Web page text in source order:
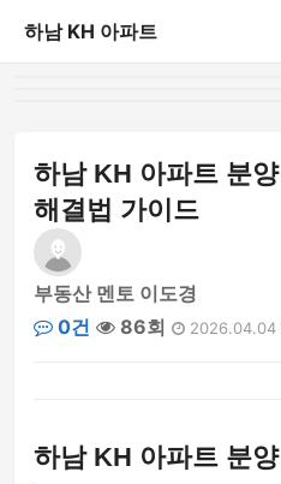
하남 KH 아파트
하남 KH 아파트 분
해결법 가이드
부동산 멘토 이도경
0건
86회 2026.04.04
하남 KH 아파트 분